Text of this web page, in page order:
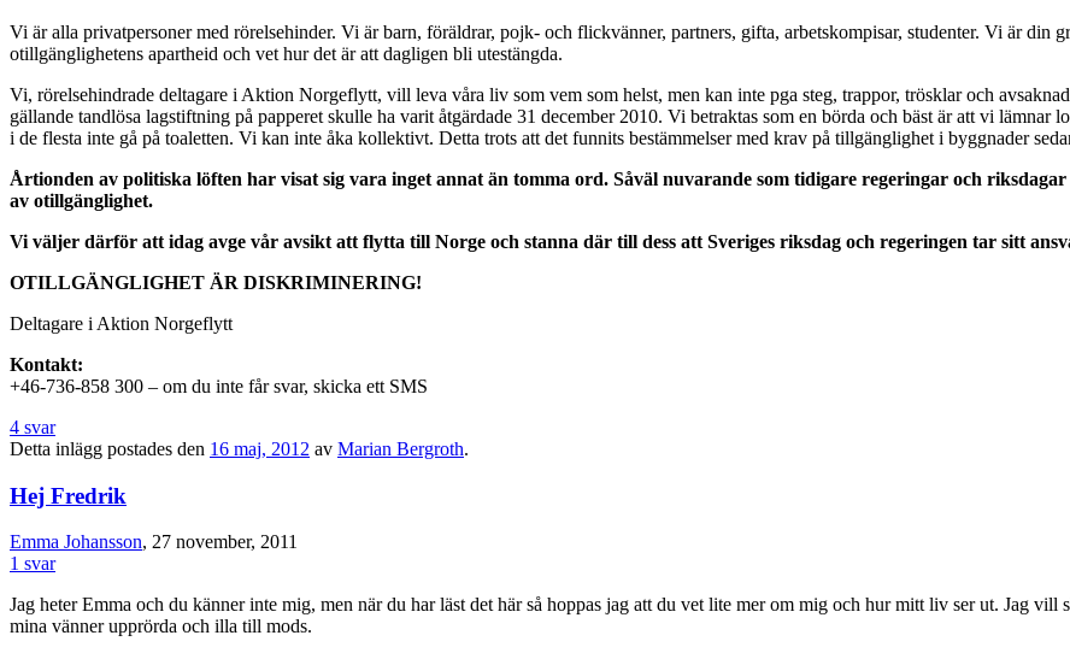
Vi är alla privatpersoner med rörelsehinder. Vi är barn, föräldrar, pojk- och flickvänner, partners, gifta, arbetskompisar, studenter. Vi är
otillgänglighetens apartheid och vet hur det är att dagligen bli utestängda.
Vi, rörelsehindrade deltagare i Aktion Norgeflytt, vill leva våra liv som vem som helst, men kan inte pga steg, trappor, trösklar och
gällande tandlösa lagstiftning på papperet skulle ha varit åtgärdade 31 december 2010. Vi betraktas som en börda och bäst är att vi
i de flesta inte gå på toaletten. Vi kan inte åka kollektivt. Detta trots att det funnits bestämmelser med krav på tillgänglighet i byggnader
Årtionden av politiska löften har visat sig vara inget annat än tomma ord. Såväl nuvarande som tidigare regeringar och
av otillgänglighet.
Vi väljer därför att idag avge vår avsikt att flytta till Norge och stanna där till dess att Sveriges riksdag och regeringen tar sitt
OTILLGÄNGLIGHET ÄR DISKRIMINERING!
Deltagare i Aktion Norgeflytt
Kontakt:
+46-736-858 300 – om du inte får svar, skicka ett SMS
4 svar
Detta inlägg postades den 16 maj, 2012 av Marian Bergroth.
Hej Fredrik
Emma Johansson, 27 november, 2011
1 svar
Jag heter Emma och du känner inte mig, men när du har läst det här så hoppas jag att du vet lite mer om mig och hur mitt liv ser ut. Jag
mina vänner upprörda och illa till mods.